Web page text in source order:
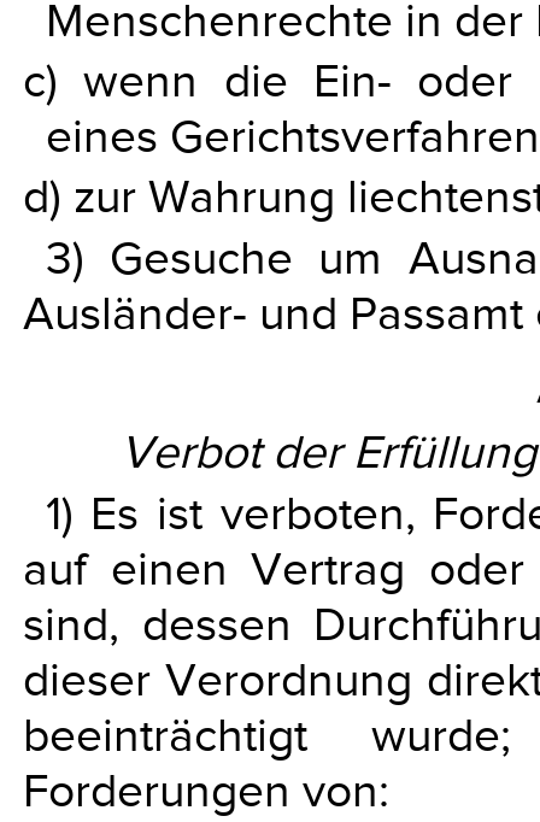
Menschenrechte in der
c) wenn die Ein- oder
eines
d) zur Wahrung
3) Gesuche um
Ausländer- und
Verbot der
1) Es ist verboten,
auf einen Vertrag oder
sind, dessen
dieser Verordnung
beeinträchtigt
Forderungen von: